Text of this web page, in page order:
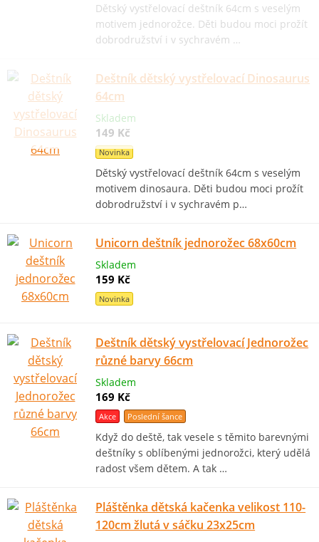
Dětský vystřelovací deštník 64cm s veselým
motivem jednorožce. Děti budou moci prožít
dobrodružství i v sychravém …
Deštník dětský vystřelovací Dinosaurus
64cm
Skladem
149 Kč
Novinka
Dětský vystřelovací deštník 64cm s veselým
motivem dinosaura. Děti budou moci prožít
dobrodružství i v sychravém p…
Unicorn deštník jednorožec 68x60cm
Skladem
159 Kč
Novinka
Deštník dětský vystřelovací Jednorožec
různé barvy 66cm
Skladem
169 Kč
Akce Poslední šance
Když do deště, tak vesele s těmito barevnými
deštníky s oblíbenými jednorožci, který udělá
radost všem dětem. A tak …
Pláštěnka dětská kačenka velikost 110-
120cm žlutá v sáčku 23x25cm